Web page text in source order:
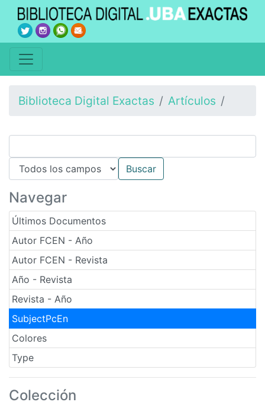
Biblioteca Digital Exactas Artículos
Navegar
Últimos Documentos
Autor FCEN - Año
Autor FCEN - Revista
Año - Revista
Revista - Año
SubjectPcEn
Colores
Type
Colección